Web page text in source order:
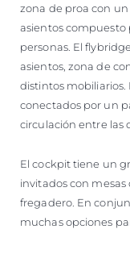
zona de proa con
asientos compuesto
personas. El
asientos, zona de
distintos
conectados por un
circulación entre las
El cockpit tiene un
invitados con
fregadero. En
muchas opciones